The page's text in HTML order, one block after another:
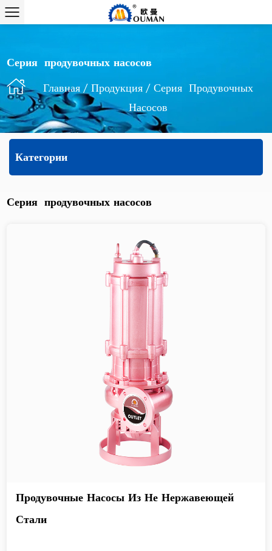
Серия продувочных насосов
Главная / Продукция / Серия Продувочных
Насосов
Категории
Серия продувочных насосов
Продувочные Насосы Из Не Нержавеющей
Стали